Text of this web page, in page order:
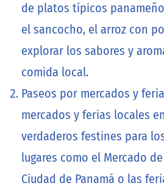
de platos típicos
el sancocho, el arroz con
explorar los sabores y
comida local.
Paseos por mercados y
mercados y ferias locales
verdaderos festines para
lugares como el Mercado
Ciudad de Panamá o las